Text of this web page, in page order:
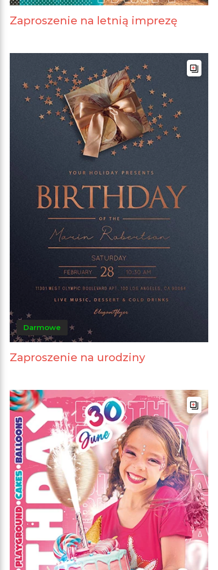
Zaproszenie na letnią imprezę
Darmowe
Zaproszenie na urodziny